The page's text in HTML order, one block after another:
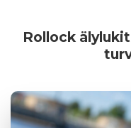
Rollock